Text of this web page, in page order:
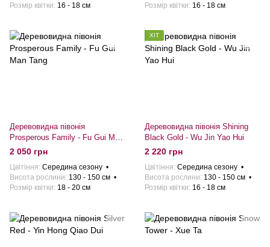
Розмiр квiтки 16 - 18 см
Розмiр квiтки 16 - 18 см
Деревовидна півонія
Prosperous Family - Fu Gui Man
Tang
2 050 грн
Цвітіння Середина сезону
Висота рослини 130 - 150 см
Розмiр квiтки 18 - 20 см
ХІТ
Деревовидна півонія Shining
Black Gold - Wu Jin Yao Hui
2 220 грн
Цвітіння Середина сезону
Висота рослини 130 - 150 см
Розмiр квiтки 16 - 18 см